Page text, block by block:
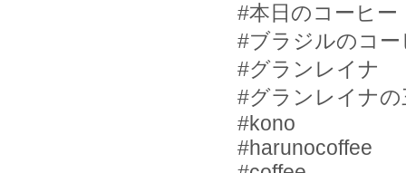
#本日のコーヒー
#ブラジルのコー
#グランレイナ
#グランレイナの
#kono
#harunocoffee